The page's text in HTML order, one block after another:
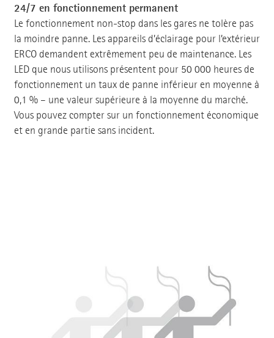
24/7 en fonctionnement permanent
Le fonctionnement non-stop dans les gares ne tolère pas
la moindre panne. Les appareils d’éclairage pour l’extérieur
ERCO demandent extrêmement peu de maintenance. Les
LED que nous utilisons présentent pour 50 000 heures de
fonctionnement un taux de panne inférieur en moyenne à
0,1 % – une valeur supérieure à la moyenne du marché.
Vous pouvez compter sur un fonctionnement économique
et en grande partie sans incident.